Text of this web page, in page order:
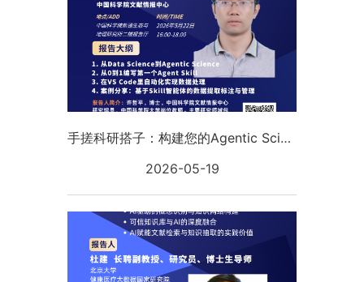
手搓科研搭子：构建您的Agentic Science工作流
2026-05-19